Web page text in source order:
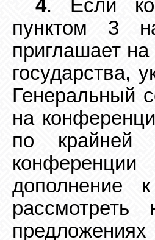
4. Если
пунктом 3
приглашает
государства,
Генеральный
на
по крайней
дополнение
рассмотреть